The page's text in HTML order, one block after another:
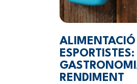
ALIMENTACIÓ
RENDIMENT